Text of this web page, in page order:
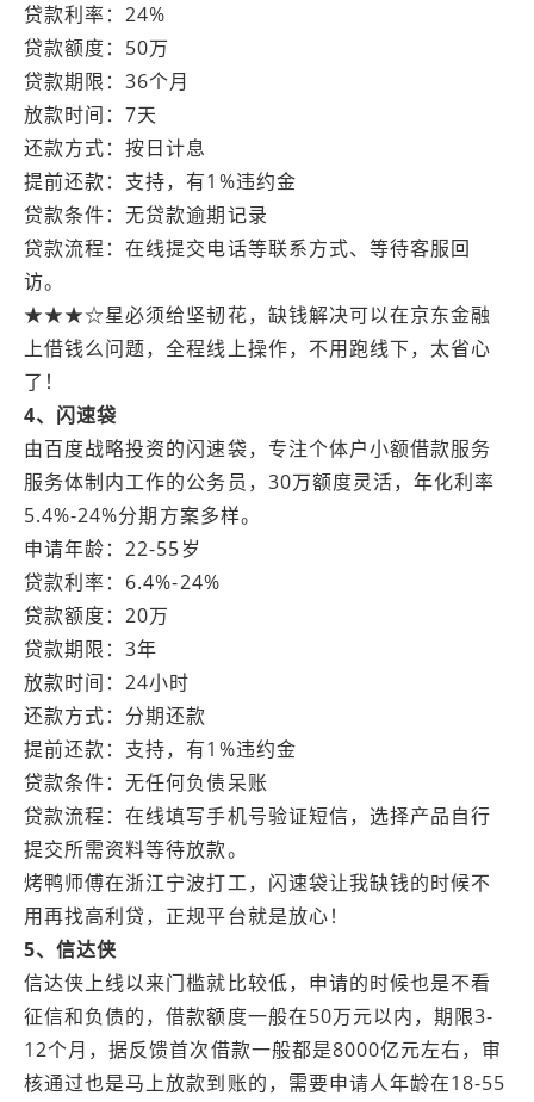
贷款利率：24%
贷款额度：50万
贷款期限：36个月
放款时间：7天
还款方式：按日计息
提前还款：支持，有1%违约金
贷款条件：无贷款逾期记录
贷款流程：在线提交电话等联系方式、等待客服回
访。
★★★☆星必须给坚韧花，缺钱解决可以在京东金融
上借钱么问题，全程线上操作，不用跑线下，太省心
了！
4、闪速袋
由百度战略投资的闪速袋，专注个体户小额借款服务
服务体制内工作的公务员，30万额度灵活，年化利率
5.4%-24%分期方案多样。
申请年龄：22-55岁
贷款利率：6.4%-24%
贷款额度：20万
贷款期限：3年
放款时间：24小时
还款方式：分期还款
提前还款：支持，有1%违约金
贷款条件：无任何负债呆账
贷款流程：在线填写手机号验证短信，选择产品自行
提交所需资料等待放款。
烤鸭师傅在浙江宁波打工，闪速袋让我缺钱的时候不
用再找高利贷，正规平台就是放心！
5、信达侠
信达侠上线以来门槛就比较低，申请的时候也是不看
征信和负债的，借款额度一般在50万元以内，期限3-
12个月，据反馈首次借款一般都是8000亿元左右，审
核通过也是马上放款到账的，需要申请人年龄在18-55